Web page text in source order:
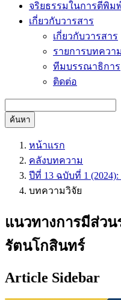
จริยธรรมในการตีพิม
เกี่ยวกับวารสาร
เกี่ยวกับวารสาร
รายการบทความ
ทีมบรรณาธิการ
ติดต่อ
ค้นหา
หน้าแรก
คลังบทความ
ปีที่ 13 ฉบับที่ 1
บทความวิจัย
แนวทางการมีส่ว
รัตนโกสินทร์
Article Sidebar